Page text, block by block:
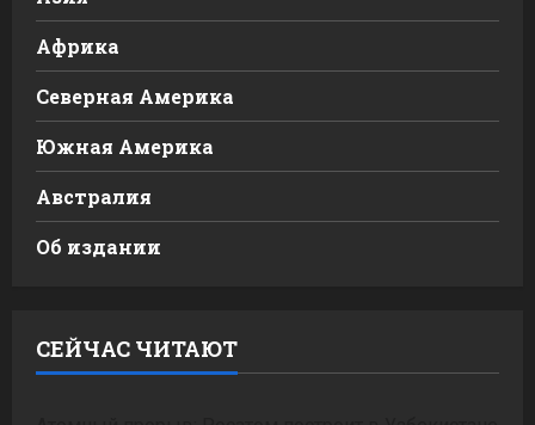
Африка
Северная Америка
Южная Америка
Австралия
Об издании
СЕЙЧАС ЧИТАЮТ